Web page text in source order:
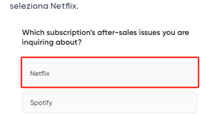
seleziona Netflix.